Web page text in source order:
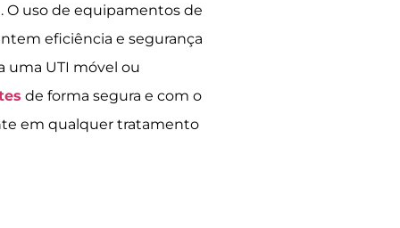
O uso de equipamentos de
eficiência e segurança
uma UTI móvel ou
de forma segura e com o
em qualquer tratamento